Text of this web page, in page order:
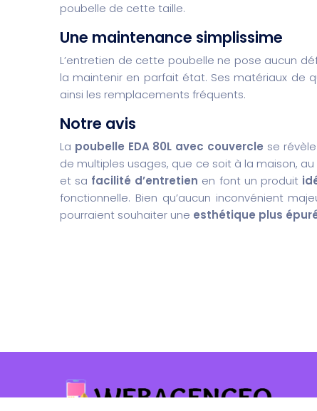
poubelle de cette taille.
Une maintenance simplissime
L’entretien de cette poubelle ne pose aucun
la maintenir en parfait état. Ses matériaux de
ainsi les remplacements fréquents.
Notre avis
La poubelle EDA 80L avec couvercle se
de multiples usages, que ce soit à la maison,
et sa facilité d’entretien en font un produit
fonctionnelle. Bien qu’aucun inconvénient
pourraient souhaiter une esthétique plus